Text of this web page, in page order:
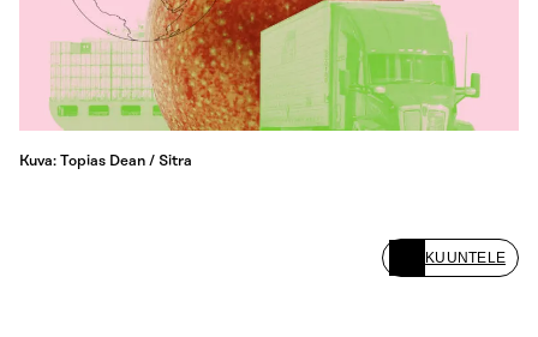
Kuva: Topias Dean / Sitra
KUUNTELE